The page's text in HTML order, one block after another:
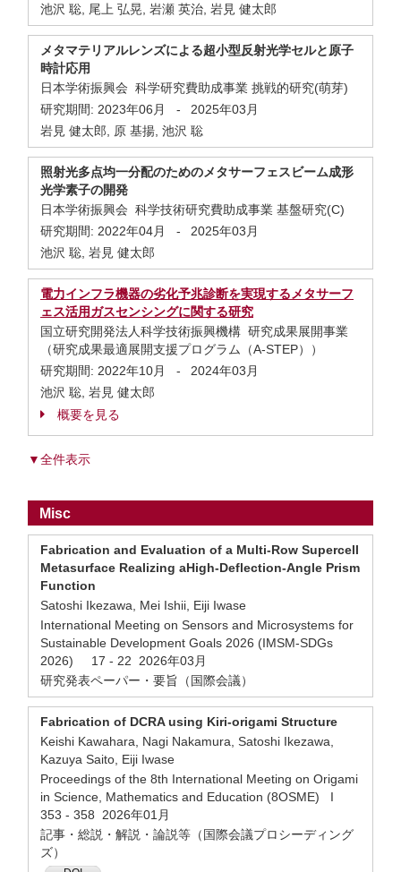
池沢 聡, 尾上 弘晃, 岩瀬 英治, 岩見 健太郎
メタマテリアルレンズによる超小型反射光学セルと原子
時計応用
日本学術振興会 科学研究費助成事業 挑戦的研究(萌芽)
研究期間: 2023年06月 -
2025年03月
岩見 健太郎, 原 基揚, 池沢 聡
照射光多点均一分配のためのメタサーフェスビーム成形
光学素子の開発
日本学術振興会 科学技術研究費助成事業 基盤研究(C)
研究期間: 2022年04月 -
2025年03月
池沢 聡, 岩見 健太郎
電力インフラ機器の劣化予兆診断を実現するメタサーフ
ェス活用ガスセンシングに関する研究
国立研究開発法人科学技術振興機構 研究成果展開事業
（研究成果最適展開支援プログラム（A-STEP））
研究期間: 2022年10月 -
2024年03月
池沢 聡, 岩見 健太郎
概要を見る
▼全件表示
Misc
Fabrication and Evaluation of a Multi-Row Supercell
Metasurface Realizing aHigh-Deflection-Angle Prism
Function
Satoshi Ikezawa, Mei Ishii, Eiji Iwase
International Meeting on Sensors and Microsystems for
Sustainable Development Goals 2026 (IMSM-SDGs
2026) 17 - 22 2026年03月
研究発表ペーパー・要旨（国際会議）
Fabrication of DCRA using Kiri-origami Structure
Keishi Kawahara, Nagi Nakamura, Satoshi Ikezawa,
Kazuya Saito, Eiji Iwase
Proceedings of the 8th International Meeting on Origami
in Science, Mathematics and Education (8OSME) I
353 - 358 2026年01月
記事・総説・解説・論説等（国際会議プロシーディング
ズ）